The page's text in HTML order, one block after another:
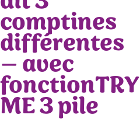
comptines
différentes
– avec
fonctionTRY
ME 3 pile